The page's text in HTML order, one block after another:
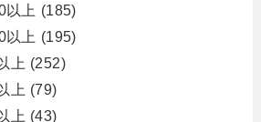
以上 (185)
以上 (195)
上 (252)
上 (79)
上 (43)